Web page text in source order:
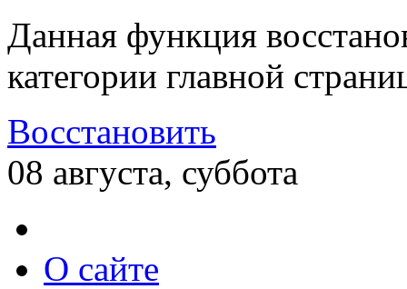
Данная функция
категории главной
Восстановить
08 августа, суббота
О сайте